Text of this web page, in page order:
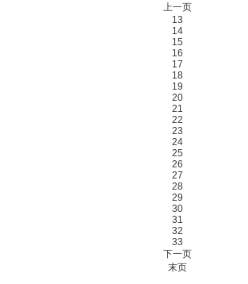
上一页
13
14
15
16
17
18
19
20
21
22
23
24
25
26
27
28
29
30
31
32
33
下一页
末页